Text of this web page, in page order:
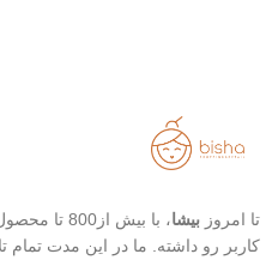
تا امروز بیشا
کاربر رو داشته. ما در این مدت